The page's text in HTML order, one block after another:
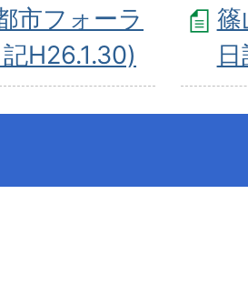
市フォーラ
H26.1.30)